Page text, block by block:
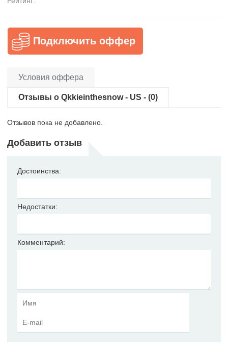
Подключить оффер
Условия оффера
Отзывы о Qkkieinthesnow - US - (0)
Отзывов пока не добавлено.
Добавить отзыв
Достоинства:
Недостатки:
Комментарий: